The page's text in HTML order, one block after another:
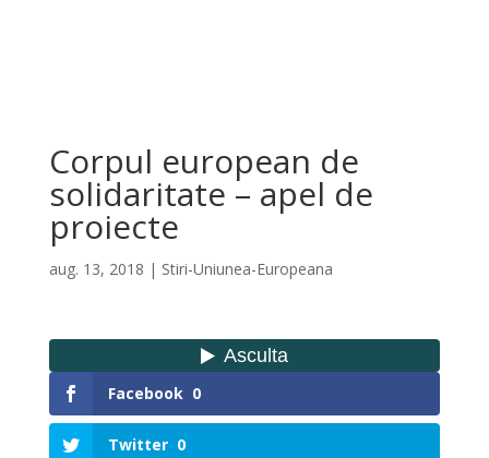
Corpul european de
solidaritate – apel de
proiecte
aug. 13, 2018 | Stiri-Uniunea-Europeana
Facebook 0
Twitter 0